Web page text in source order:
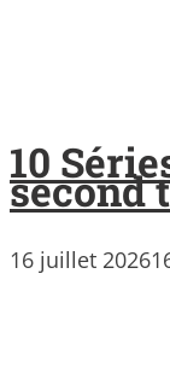
10
second
16 juillet 2026